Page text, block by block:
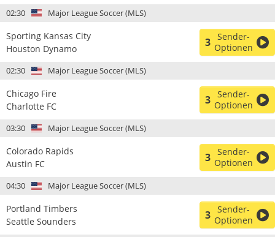
02:30 Major League Soccer (MLS)
Sporting Kansas City
Houston Dynamo
3 Sender-
Optionen
02:30 Major League Soccer (MLS)
Chicago Fire
Charlotte FC
3 Sender-
Optionen
03:30 Major League Soccer (MLS)
Colorado Rapids
Austin FC
3 Sender-
Optionen
04:30 Major League Soccer (MLS)
Portland Timbers
Seattle Sounders
3 Sender-
Optionen